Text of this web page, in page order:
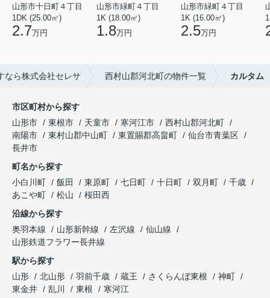
山形市十日町４丁目
1DK (25.00㎡)
2.7万円
山形市緑町４丁目
1K (18.00㎡)
1.8万円
山形市緑町４丁目
1K (16.00㎡)
2.5万円
なら株式会社セレサ 西村山郡河北町の物件一覧 カルタム
市区町村から探す
山形市
東根市 天童市 寒河江市
西村山郡河北町
南陽市
東村山郡中山町 東置賜郡高畠町
仙台市青葉区
長井市
町名から探す
小白川町
飯田 東原町 七日町 十日町 双月町
千歳
あこや町
松山
桜田西
沿線から探す
奥羽本線
山形新幹線 左沢線
仙山線
山形鉄道フラワー長井線
駅から探す
山形
北山形 羽前千歳 蔵王 さくらんぼ東根
神町
東金井
乱川 東根 寒河江